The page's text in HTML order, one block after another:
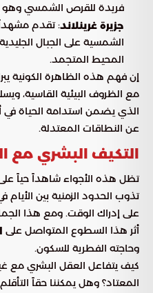
فريدة للقرص الشمسي وهو
جزيرة غرينلاند: تقدم مشهداً
الشمسية على الجبال
المحيط المتجمد.
إن فهم هذه الظاهرة الكونية
مع الظروف البيئية القاسية،
الذي يضمن استدامة الحياة في
عن النطاقات المعتدلة.
التكيف البشري
تظل هذه الأجواء شاهداً حياً
تذوب الحدود الزمنية بين الأيام
على إدراك الوقت. ومع هذا
أثر هذا السطوع المتواصل على
وحاجته الفطرية للسكون.
كيف يتفاعل العقل البشري مع
المعتاد؟ وهل يمكننا حقاً